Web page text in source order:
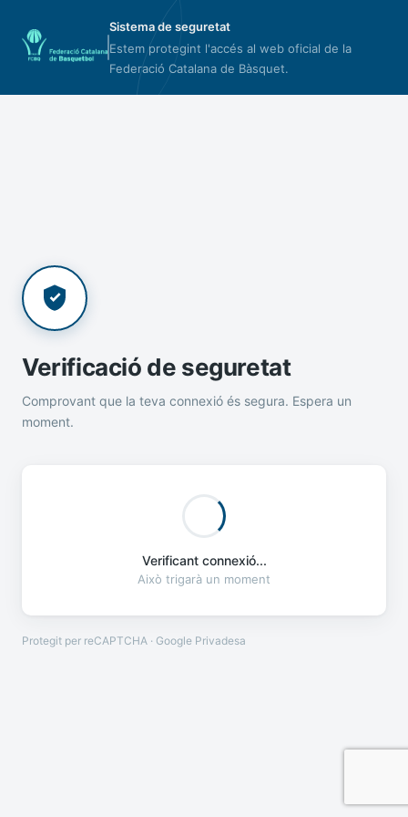
Sistema de seguretat
Estem protegint l'accés al web oficial de la
Federació Catalana de Bàsquet.
Verificació de seguretat
Comprovant que la teva connexió és segura. Espera un
moment.
Verificant connexió...
Això trigarà un moment
Protegit per reCAPTCHA · Google Privadesa